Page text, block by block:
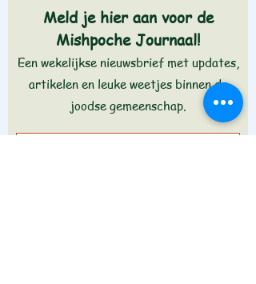
Dwar Tora - Noach
Meld je hier aan voor de
Mishpoche Journaal!
Een wekelijkse nieuwsbrief met updates,
artikelen en leuke weetjes binnen de
joodse gemeenschap.